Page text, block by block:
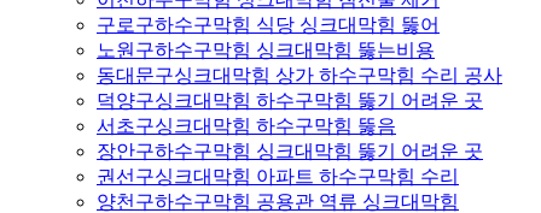
구로구하수구막힘 식당 싱크대막힘 뚫어
노원구하수구막힘 싱크대막힘 뚫는비용
동대문구싱크대막힘 상가 하수구막힘 수리 공사
덕양구싱크대막힘 하수구막힘 뚫기 어려운 곳
서초구싱크대막힘 하수구막힘 뚫음
장안구하수구막힘 싱크대막힘 뚫기 어려운 곳
권선구싱크대막힘 아파트 하수구막힘 수리
양천구하수구막힘 공용관 역류 싱크대막힘